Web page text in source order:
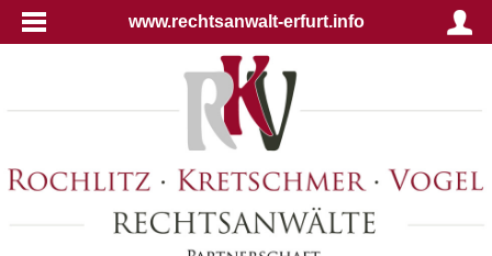
www.rechtsanwalt-erfurt.info